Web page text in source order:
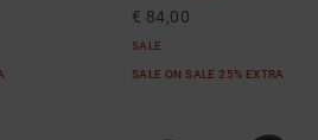
€ 84,00
SALE
SALE ON SALE 25% EXTRA